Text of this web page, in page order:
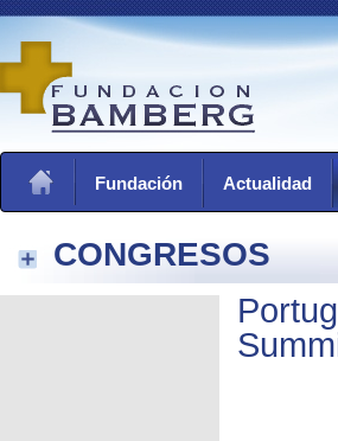
Fundación Actualidad
CONGRESOS